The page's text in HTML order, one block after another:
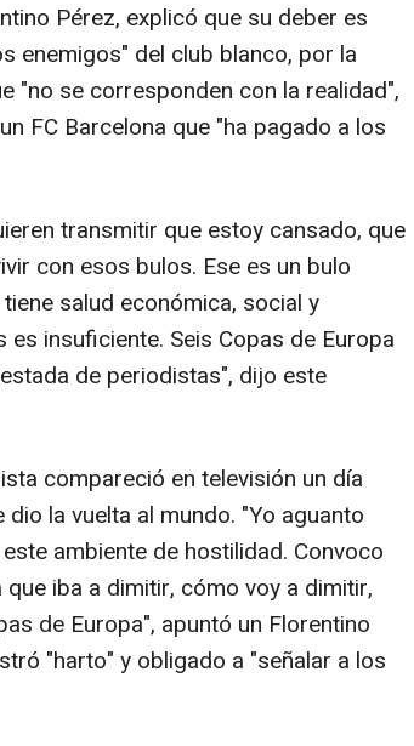
Pérez, explicó que su deber es
enemigos" del club blanco, por la
"no se corresponden con la realidad",
FC Barcelona que "ha pagado a los
transmitir que estoy cansado, que
con esos bulos. Ese es un bulo
salud económica, social y
insuficiente. Seis Copas de Europa
de periodistas", dijo este
compareció en televisión un día
la vuelta al mundo. "Yo aguanto
ambiente de hostilidad. Convoco
iba a dimitir, cómo voy a dimitir,
de Europa", apuntó un Florentino
"harto" y obligado a "señalar a los